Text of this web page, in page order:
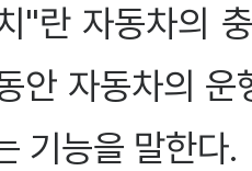
"란 자동차의
안 자동차의
기능을 말한다.